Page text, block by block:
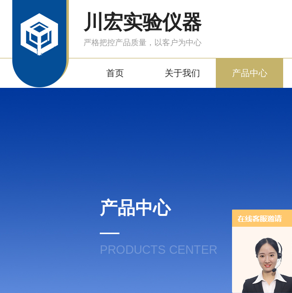
川宏实验仪器
严格把控产品质量，以客户为中心
首页 关于我们 产品中心
产品中心
PRODUCTS CENTER